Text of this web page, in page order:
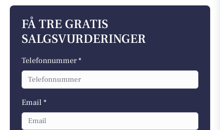
FÅ TRE GRATIS
SALGSVURDERINGER
Telefonnummer *
Email *